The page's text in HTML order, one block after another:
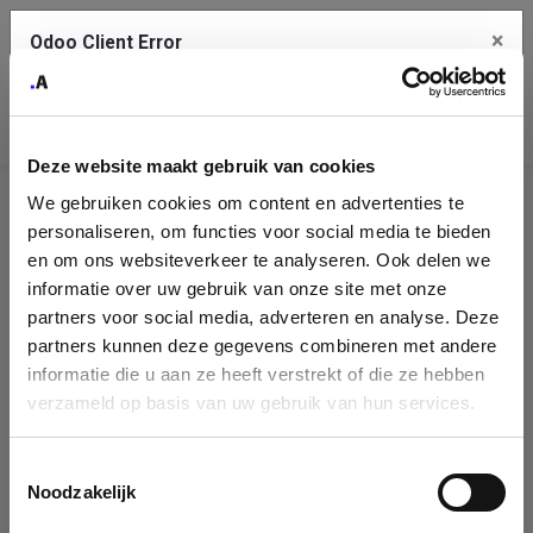
Deze website maakt gebruik van cookies
We gebruiken cookies om content en advertenties te
personaliseren, om functies voor social media te bieden
en om ons websiteverkeer te analyseren. Ook delen we
informatie over uw gebruik van onze site met onze
partners voor social media, adverteren en analyse. Deze
partners kunnen deze gegevens combineren met andere
informatie die u aan ze heeft verstrekt of die ze hebben
verzameld op basis van uw gebruik van hun services.
Noodzakelijk
Company
Identification
Please fill in your company details
You can search a company in our database by name, VAT or
enterprise ID. When a company is selected it will auto-complete the
form. If you don't find your company in our database, you can create
Odoo Client Error ×
service.
See details
Ok